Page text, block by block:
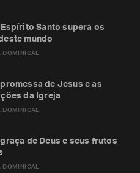
DOMINICAL
Espírito Santo supera os
mundo
DOMINICAL
promessa de Jesus e as
da Igreja
DOMINICAL
graça de Deus e seus frutos